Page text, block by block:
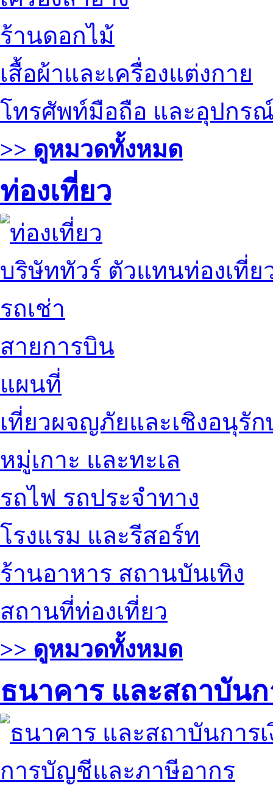
ร้านดอกไม้
เสื้อผ้าและเครื่องแต่งกาย
โทรศัพท์มือถือ และอุปกร
>> ดูหมวดทั้งหมด
ท่องเที่ยว
บริษัททัวร์ ตัวแทนท่องเที่ย
รถเช่า
สายการบิน
แผนที่
เที่ยวผจญภัยและเชิงอนุรัก
หมู่เกาะ และทะเล
รถไฟ รถประจำทาง
โรงแรม และรีสอร์ท
ร้านอาหาร สถานบันเทิง
สถานที่ท่องเที่ยว
>> ดูหมวดทั้งหมด
ธนาคาร และสถาบันก
การบัญชีและภาษีอากร